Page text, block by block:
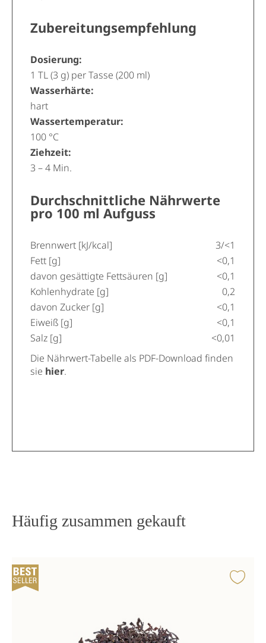
Zubereitungsempfehlung
Dosierung:
1 TL (3 g) per Tasse (200 ml)
Wasserhärte:
hart
Wassertemperatur:
100 °C
Ziehzeit:
3 – 4 Min.
Durchschnittliche Nährwerte
pro 100 ml Aufguss
Brennwert [kJ/kcal]
3/<1
Fett [g]
<0,1
davon gesättigte Fettsäuren [g]
<0,1
Kohlenhydrate [g]
0,2
davon Zucker [g]
<0,1
Eiweiß [g]
<0,1
Salz [g]
<0,01
Die Nährwert-Tabelle als PDF-Download finden
sie hier.
Häufig zusammen gekauft